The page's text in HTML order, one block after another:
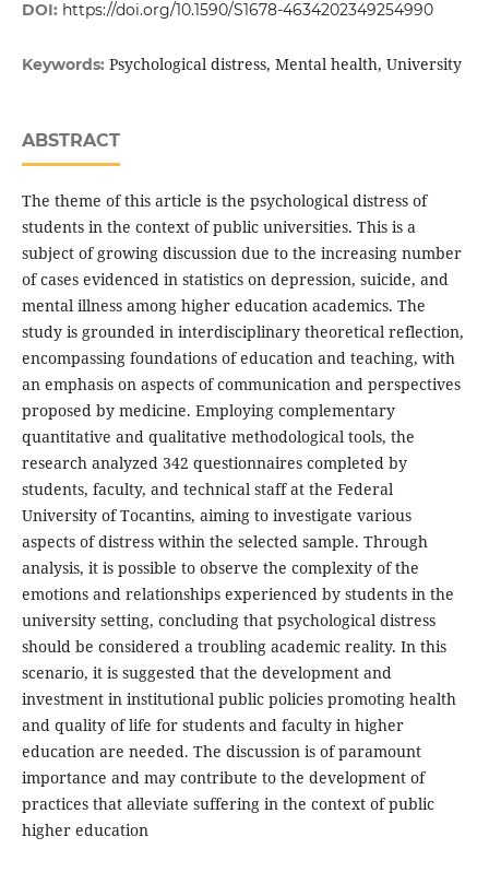
DOI: https://doi.org/10.1590/S1678-4634202349254990
Keywords: Psychological distress, Mental health, University
ABSTRACT
The theme of this article is the psychological distress of
students in the context of public universities. This is a
subject of growing discussion due to the increasing number
of cases evidenced in statistics on depression, suicide, and
mental illness among higher education academics. The
study is grounded in interdisciplinary theoretical reflection,
encompassing foundations of education and teaching, with
an emphasis on aspects of communication and perspectives
proposed by medicine. Employing complementary
quantitative and qualitative methodological tools, the
research analyzed 342 questionnaires completed by
students, faculty, and technical staff at the Federal
University of Tocantins, aiming to investigate various
aspects of distress within the selected sample. Through
analysis, it is possible to observe the complexity of the
emotions and relationships experienced by students in the
university setting, concluding that psychological distress
should be considered a troubling academic reality. In this
scenario, it is suggested that the development and
investment in institutional public policies promoting health
and quality of life for students and faculty in higher
education are needed. The discussion is of paramount
importance and may contribute to the development of
practices that alleviate suffering in the context of public
higher education